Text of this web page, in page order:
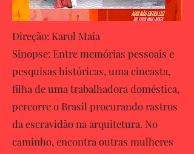
Direção: Karol Maia
Sinopse: Entre memórias pessoais e
pesquisas históricas, uma cineasta,
filha de uma trabalhadora doméstica,
percorre o Brasil procurando rastros
da escravidão na arquitetura. No
caminho, encontra outras mulheres